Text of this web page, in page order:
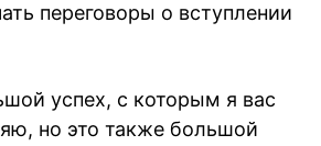
переговоры о вступлении
успех, с которым я вас
но это также большой